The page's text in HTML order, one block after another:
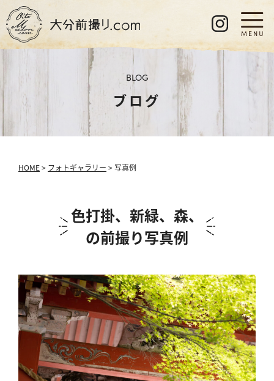
BLOG
ブログ
HOME> フォトギャラリー > 写真例
色打掛、新緑、森、
の前撮り写真例